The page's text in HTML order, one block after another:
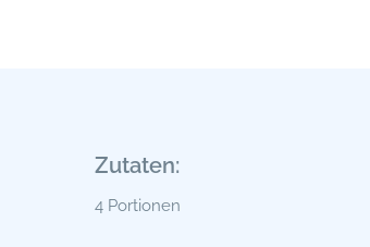
Zutaten:
4 Portionen